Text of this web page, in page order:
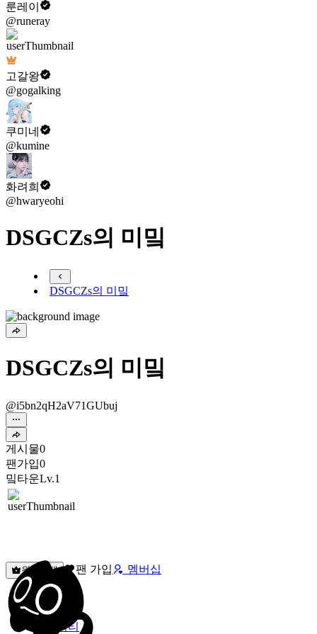
룬레이
@runeray
고갈왕
@gogalking
쿠미네
@kumine
화려희
@hwaryeohi
DSGCZs의 미밐
DSGCZs의 미밐
DSGCZs의 미밐
@i5bn2qH2aV71GUbuj
게시물0
팬가입0
밐타운Lv.1
원픽선택 팬 가입 멤버십
밐타운
피드
커뮤니티